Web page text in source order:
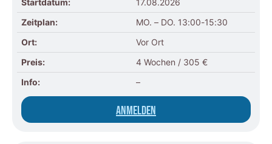
Startdatum:
17.08.2026
Zeitplan:
MO. – DO. 13:00-15:30
Ort:
Vor Ort
Preis:
4 Wochen / 305 €
Info:
–
Anmelden